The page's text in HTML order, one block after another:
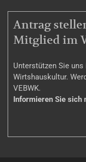
Antrag
Mitglied im
Unterstützen Sie
Wirtshauskultur.
VEBWK.
Informieren Sie sich